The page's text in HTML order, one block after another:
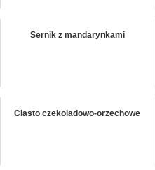
Sernik z mandarynkami
Ciasto czekoladowo-orzechowe